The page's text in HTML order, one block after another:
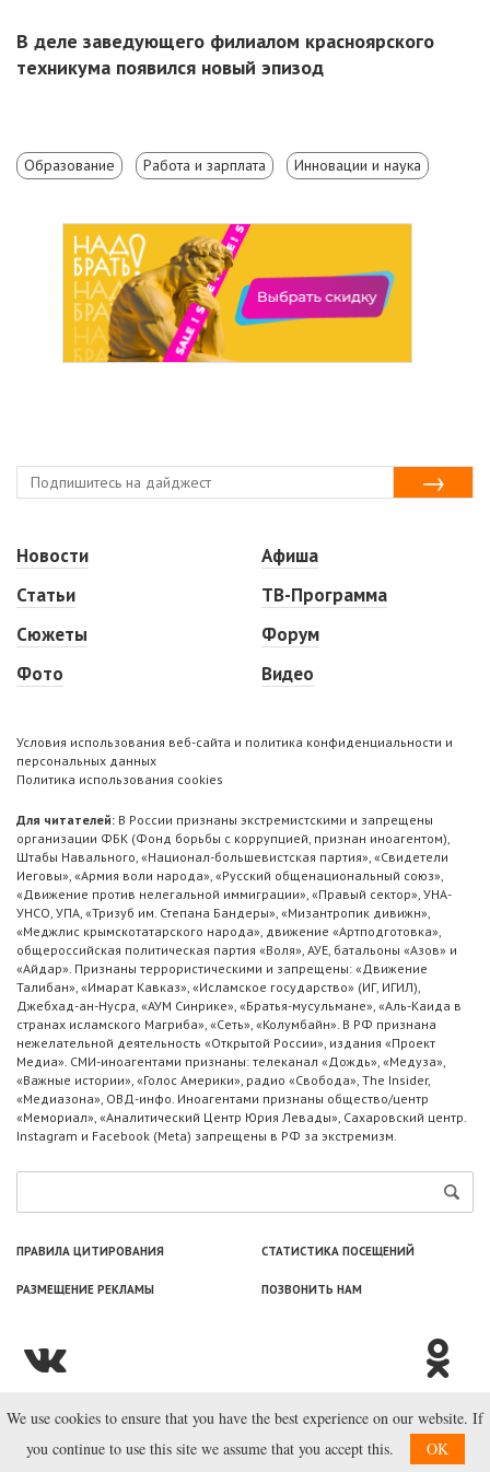
В деле заведующего филиалом красноярского
техникума появился новый эпизод
Образование Работа и зарплата Инновации и наука
Новости
Статьи
Сюжеты
Фото
Афиша
ТВ-Программа
Форум
Видео
Условия использования веб-сайта и политика конфиденциальности и
персональных данных
Политика использования cookies
Для читателей: В России признаны экстремистскими и запрещены
организации ФБК (Фонд борьбы с коррупцией, признан иноагентом),
Штабы Навального, «Национал-большевистская партия», «Свидетели
Иеговы», «Армия воли народа», «Русский общенациональный союз»,
«Движение против нелегальной иммиграции», «Правый сектор», УНА-
УНСО, УПА, «Тризуб им. Степана Бандеры», «Мизантропик дивижн»,
«Меджлис крымскотатарского народа», движение «Артподготовка»,
общероссийская политическая партия «Воля», АУЕ, батальоны «Азов» и
«Айдар». Признаны террористическими и запрещены: «Движение
Талибан», «Имарат Кавказ», «Исламское государство» (ИГ, ИГИЛ),
Джебхад-ан-Нусра, «АУМ Синрике», «Братья-мусульмане», «Аль-Каида в
странах исламского Магриба», «Сеть», «Колумбайн». В РФ признана
нежелательной деятельность «Открытой России», издания «Проект
Медиа». СМИ-иноагентами признаны: телеканал «Дождь», «Медуза»,
«Важные истории», «Голос Америки», радио «Свобода», The Insider,
«Медиазона», ОВД-инфо. Иноагентами признаны общество/центр
«Мемориал», «Аналитический Центр Юрия Левады», Сахаровский центр.
Instagram и Facebook (Metа) запрещены в РФ за экстремизм.
ПРАВИЛА ЦИТИРОВАНИЯ СТАТИСТИКА ПОСЕЩЕНИЙ
РАЗМЕЩЕНИЕ РЕКЛАМЫ ПОЗВОНИТЬ НАМ
© ООО «Лаборатория Новоcтей», 2003—2026.
We use cookies to ensure that you have the best experience on our website. If
you continue to use this site we assume that you accept this.
OK